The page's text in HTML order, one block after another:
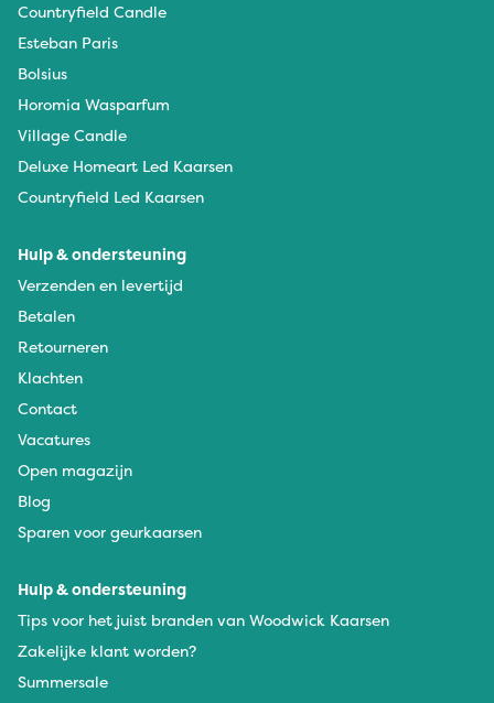
Countryfield Candle
Esteban Paris
Bolsius
Horomia Wasparfum
Village Candle
Deluxe Homeart Led Kaarsen
Countryfield Led Kaarsen
Hulp & ondersteuning
Verzenden en levertijd
Betalen
Retourneren
Klachten
Contact
Vacatures
Open magazijn
Blog
Sparen voor geurkaarsen
Hulp & ondersteuning
Tips voor het juist branden van Woodwick Kaarsen
Zakelijke klant worden?
Summersale